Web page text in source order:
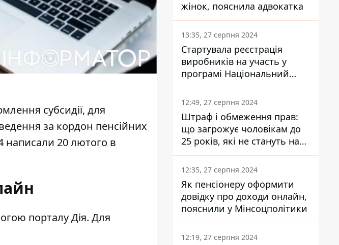
субсидії, для
за кордон пенсійних
написали 20 лютого в
порталу Дія. Для
жінок, пояснила адвокатка
13:35, 27 серпня 2024
Стартувала реєстрація
виробників на участь у
програмі Національний
кешбек: як це зробити
через портал Дія
12:49, 27 серпня 2024
Штраф і обмеження прав:
що загрожує чоловікам до
25 років, які не стануть на
військовий облік
12:35, 27 серпня 2024
Як пенсіонеру оформити
довідку про доходи онлайн,
пояснили у Мінсоцполітики
12:19, 27 серпня 2024